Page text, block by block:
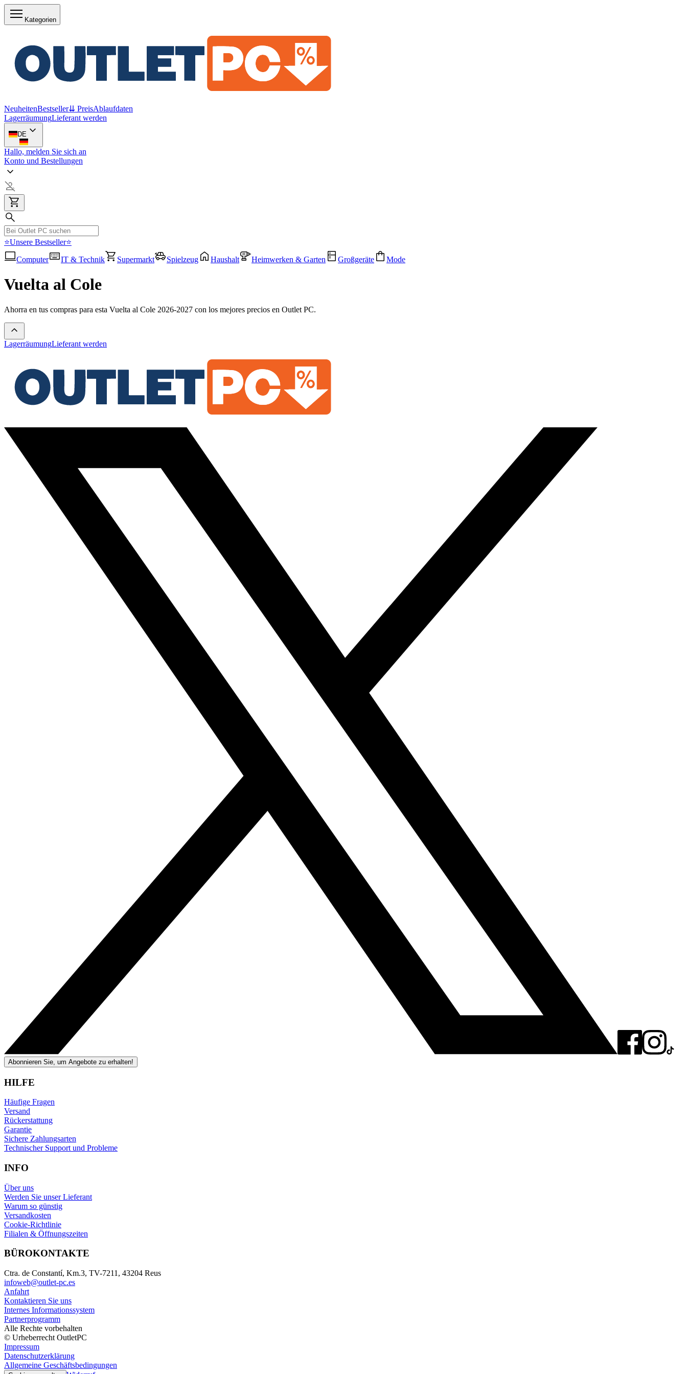
Kategorien
NeuheitenBestseller⇊ PreisAblaufdaten
LagerräumungLieferant werden
DE
Hallo, melden Sie sich an
Konto und Bestellungen
⭐Unsere Bestseller⭐
Computer
IT & Technik Supermarkt Spielzeug Haushalt Heimwerken & Garten Großgeräte Mode
Vuelta al Cole
Ahorra en tus compras para esta Vuelta al Cole 2026-2027 con los mejores precios en Outlet PC.
LagerräumungLieferant werden
Abonnieren Sie, um Angebote zu erhalten!
HILFE
Häufige Fragen
Versand
Rückerstattung
Garantie
Sichere Zahlungsarten
Technischer Support und Probleme
INFO
Über uns
Werden Sie unser Lieferant
Warum so günstig
Versandkosten
Cookie-Richtlinie
Filialen & Öffnungszeiten
BÜROKONTAKTE
Ctra. de Constantí, Km.3, TV-7211, 43204 Reus
infoweb@outlet-pc.es
Anfahrt
Kontaktieren Sie uns
Internes Informationssystem
Partnerprogramm
Alle Rechte vorbehalten
© Urheberrecht OutletPC
Impressum
Datenschutzerklärung
Allgemeine Geschäftsbedingungen